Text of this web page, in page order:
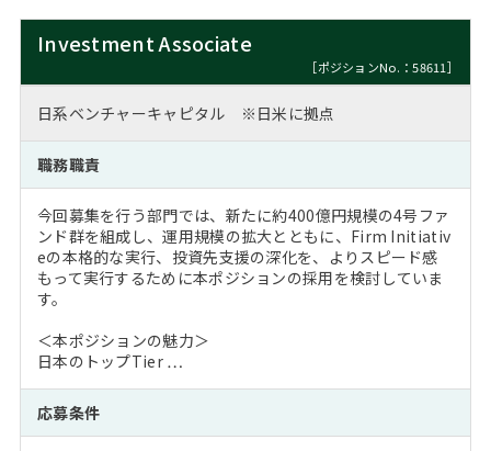
Investment Associate
［ポジションNo.：58611］
日系ベンチャーキャピタル ※日米に拠点
職務職責
今回募集を行う部門では、新たに約400億円規模の4号ファ
ンド群を組成し、運用規模の拡大とともに、Firm Initiativ
eの本格的な実行、投資先支援の深化を、よりスピード感
もって実行するために本ポジションの採用を検討していま
す。
＜本ポジションの魅力＞
日本のトップTier …
応募条件